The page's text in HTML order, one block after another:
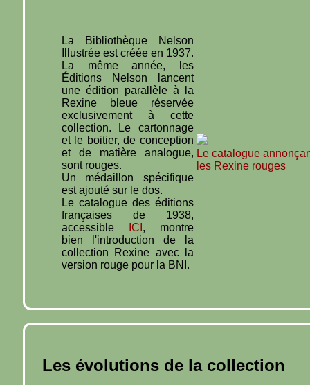
La Bibliothèque Nelson
Illustrée est créée en 1937.
La même année, les
Éditions Nelson lancent
une édition parallèle à la
Rexine bleue réservée
exclusivement à cette
collection. Le cartonnage
et le boitier, de conception
et de matière analogue,
sont rouges.
Un médaillon spécifique
est ajouté sur le dos.
Le catalogue des éditions
françaises de 1938,
accessible
ICI , montre
bien l'introduction de la
collection Rexine avec la
version rouge pour la BNI.
Le catalogue
les Rexine rouges
Les évolutions de la collection